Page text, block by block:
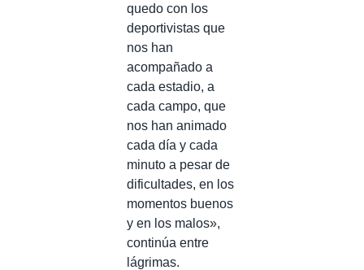
quedo con los
deportivistas que
nos han
acompañado a
cada estadio, a
cada campo, que
nos han animado
cada día y cada
minuto a pesar de
dificultades, en los
momentos buenos
y en los malos»,
continúa entre
lágrimas.